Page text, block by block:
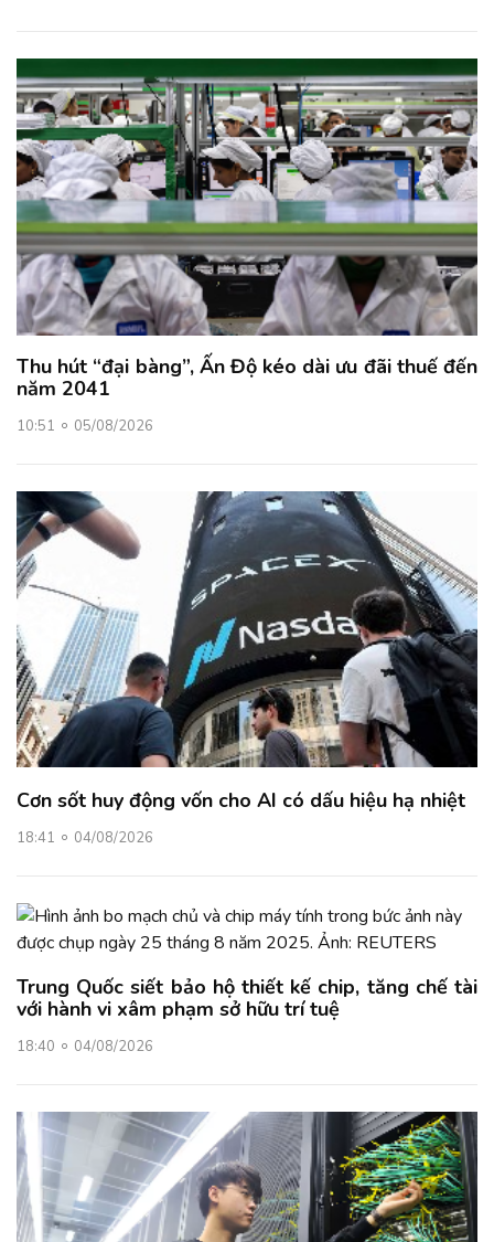
Thu hút “đại bàng”, Ấn Độ kéo dài ưu đãi thuế đến
năm 2041
10:51 05/08/2026
Cơn sốt huy động vốn cho AI có dấu hiệu hạ nhiệt
18:41 04/08/2026
Trung Quốc siết bảo hộ thiết kế chip, tăng chế tài
với hành vi xâm phạm sở hữu trí tuệ
18:40 04/08/2026